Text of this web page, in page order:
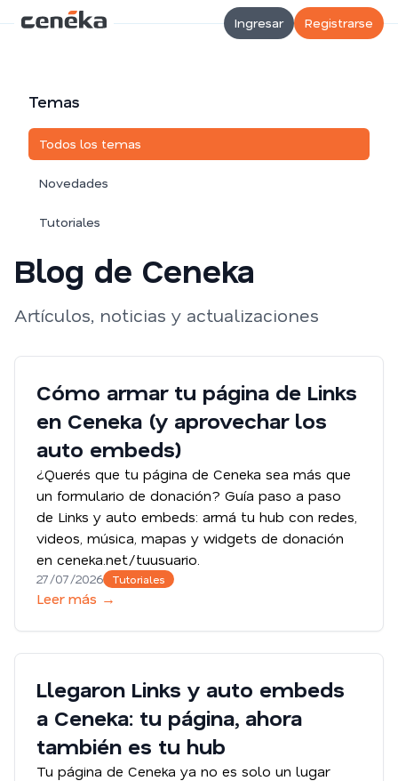
Ingresar Registrarse
Temas
Todos los temas
Novedades
Tutoriales
Blog de Ceneka
Artículos, noticias y actualizaciones
Cómo armar tu página de Links
en Ceneka (y aprovechar los
auto embeds)
¿Querés que tu página de Ceneka sea más que
un formulario de donación? Guía paso a paso
de Links y auto embeds: armá tu hub con redes,
videos, música, mapas y widgets de donación
en ceneka.net/tuusuario.
27/07/2026 Tutoriales
Leer más →
Llegaron Links y auto embeds
a Ceneka: tu página, ahora
también es tu hub
Tu página de Ceneka ya no es solo un lugar